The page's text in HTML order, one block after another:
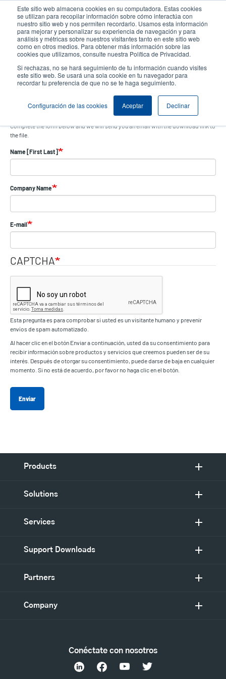
Este sitio web almacena cookies en su computadora. Estas cookies
se utilizan para recopilar información sobre cómo interactúa con
nuestro sitio web y nos permiten recordarlo. Usamos esta información
para mejorar y personalizar su experiencia de navegación y para
análisis y métricas sobre nuestros visitantes tanto en este sitio web
como en otros medios. Para obtener más información sobre las
cookies que utilizamos, consulte nuestra Política de Privacidad.
Si rechazas, no se hará seguimiento de tu información cuando visites
este sitio web. Se usará una sola cookie en tu navegador para
recordar tu preferencia de que no se te haga seguimiento.
Configuración de las cookies Aceptar Declinar
contenido
principal
User
account
menu
User
Header
Selector de productos
Send download link
Complete the form below and we will send you an email with the download link to
the file.
Name [First Last]
Company Name
E-mail
CAPTCHA
Esta pregunta es para comprobar si usted es un visitante humano y prevenir
envíos de spam automatizado.
Al hacer clic en el botón Enviar a continuación, usted da su consentimiento para
recibir información sobre productos y servicios que creemos pueden ser de su
interés. Después de otorgar su consentimiento, puede darse de baja en cualquier
momento. Si no está de acuerdo, por favor no haga clic en el botón.
Enviar
Products
Solutions
Services
Support Downloads
Partners
Company
Conéctate con nosotros